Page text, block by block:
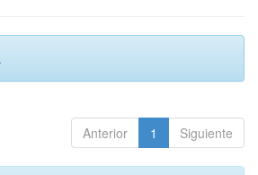
Anterior 1 Siguiente